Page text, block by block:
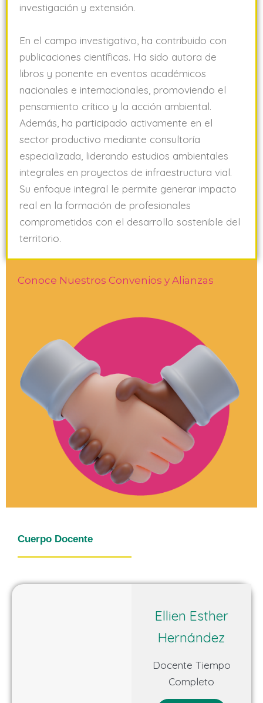
investigación y extensión.
En el campo investigativo, ha contribuido con
publicaciones científicas. Ha sido autora de
libros y ponente en eventos académicos
nacionales e internacionales, promoviendo el
pensamiento crítico y la acción ambiental.
Además, ha participado activamente en el
sector productivo mediante consultoría
especializada, liderando estudios ambientales
integrales en proyectos de infraestructura vial.
Su enfoque integral le permite generar impacto
real en la formación de profesionales
comprometidos con el desarrollo sostenible del
territorio.
Conoce Nuestros Convenios y Alianzas
Cuerpo Docente
Ellien Esther
Hernández
Docente Tiempo
Completo